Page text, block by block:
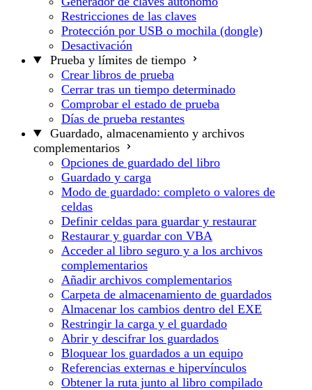
Restricciones de las claves
Protección por USB o mochila (dongle)
Desactivación
Prueba y límites de tiempo
Crear libros de prueba
Cerrar tras un tiempo determinado
Comprobar el estado de prueba
Días de prueba restantes
Guardado, almacenamiento y archivos
complementarios
Opciones de guardado del libro
Guardado y carga
Modo de guardado: completo o valores de
celdas
Definir celdas para guardar y restaurar
Restaurar y guardar con VBA
Acceder al libro seguro y a los archivos
complementarios
Añadir archivos complementarios
Carpeta de almacenamiento de guardados
Almacenar los cambios dentro del EXE
Restringir la carga y el guardado
Abrir y descifrar los guardados
Bloquear los guardados a un equipo
Referencias externas e hipervínculos
Obtener la ruta junto al libro compilado